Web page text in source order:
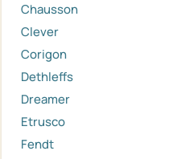
Chausson
Clever
Corigon
Dethleffs
Dreamer
Etrusco
Fendt